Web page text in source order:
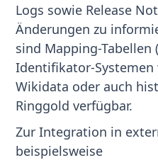
Logs sowie Release
Änderungen zu
sind Mapping-Tabellen
Identifikator-Systemen
Wikidata oder auch
Ringgold verfügbar.
Zur Integration in
beispielsweise